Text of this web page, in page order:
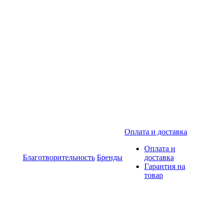
Благотворительность Бренды
Оплата и доставка
Оплата и
доставка
Гарантия на
товар